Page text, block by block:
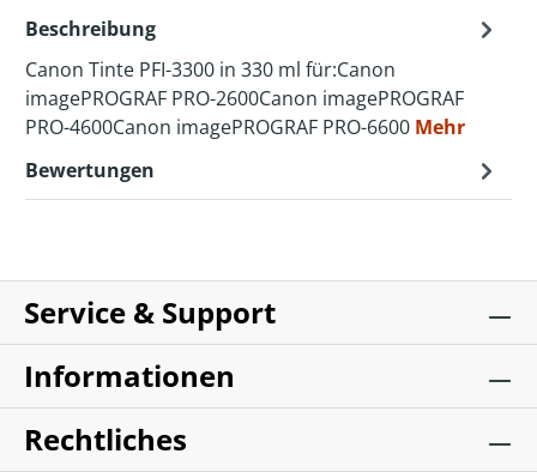
Beschreibung
Canon Tinte PFI-3300 in 330 ml für:Canon
imagePROGRAF PRO-2600Canon imagePROGRAF
PRO-4600Canon imagePROGRAF PRO-6600 Mehr
Bewertungen
Service & Support
Informationen
Rechtliches